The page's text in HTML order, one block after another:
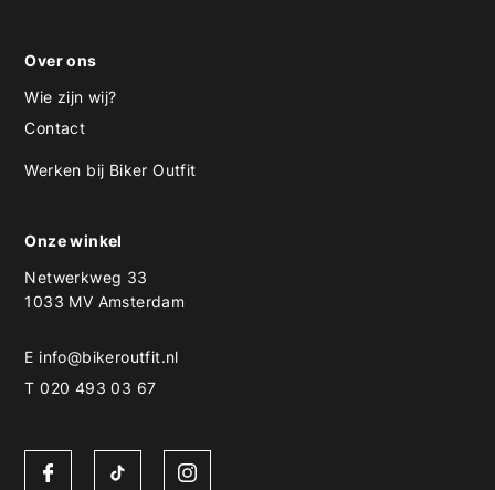
Over ons
Wie zijn wij?
Contact
Werken bij Biker Outfit
Onze winkel
Netwerkweg 33
1033 MV Amsterdam
E info@bikeroutfit.nl
T 020 493 03 67